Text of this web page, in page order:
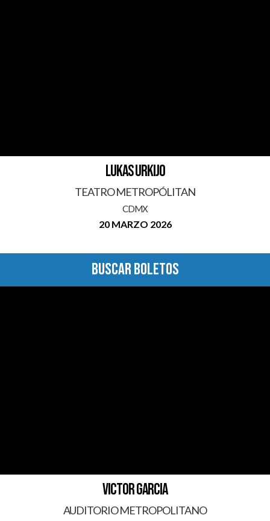
LUKAS URKIJO
TEATRO METROPÓLITAN
CDMX
20 MARZO 2026
BUSCAR BOLETOS
VICTOR GARCIA
AUDITORIO METROPOLITANO